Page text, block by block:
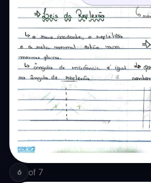
6 of 7